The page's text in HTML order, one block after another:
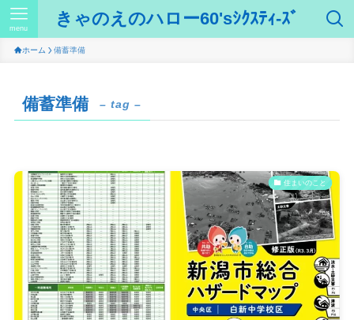
きゃのえのハロー60'sｼｸｽﾃｨ-ｽﾞ
menu
ホーム 備蓄準備
備蓄準備 – tag –
住まいのこと